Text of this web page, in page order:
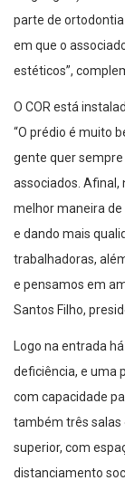
parte de
em que o
estéticos”,
O COR está
“O prédio é muito
gente quer
associados. Afinal,
melhor maneira
e dando mais
trabalhadoras,
e pensamos em
Santos Filho,
Logo na entrada
deficiência, e uma
com capacidade
também três salas
superior, com
distanciamento